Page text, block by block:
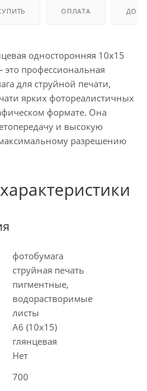
ОПЛАТА
односторонняя 10х15
профессиональная
для струйной печати,
ярких фотореалистичных
формате. Она
и высокую
разрешению
фотобумага
струйная печать
пигментные,
водорастворимые
листы
A6 (10x15)
глянцевая
Нет
700